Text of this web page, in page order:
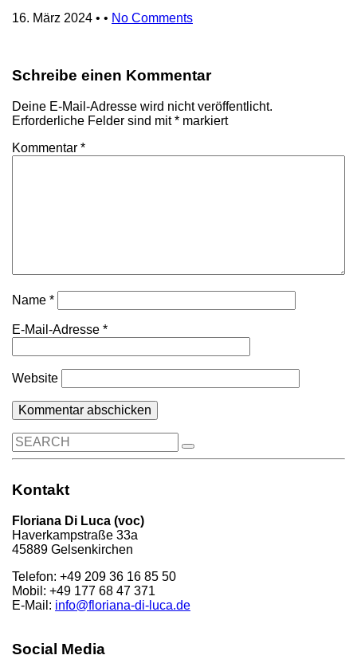
16. März 2024 • • No Comments
Schreibe einen Kommentar
Deine E-Mail-Adresse wird nicht veröffentlicht.
Erforderliche Felder sind mit* markiert
Kommentar *
Name *
E-Mail-Adresse *
Website
Search
for:
Kontakt
Floriana Di Luca (voc)
Haverkampstraße 33a
45889 Gelsenkirchen
Telefon: +49 209 36 16 85 50
Mobil: +49 177 68 47 371
E-Mail: info@floriana-di-luca.de
Social Media